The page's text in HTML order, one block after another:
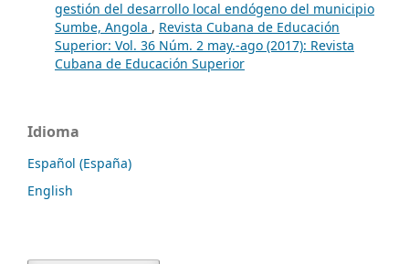
gestión del desarrollo local endógeno del municipio
Sumbe, Angola , Revista Cubana de Educación
Superior: Vol. 36 Núm. 2 may.-ago (2017): Revista
Cubana de Educación Superior
Idioma
Español (España)
English